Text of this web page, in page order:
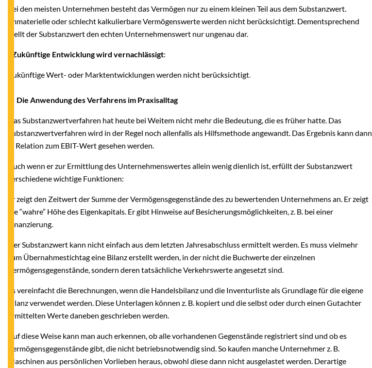
Bei den meisten Unternehmen besteht das Vermögen nur zu einem kleinen Teil aus dem Substanzwert.
Immaterielle oder schlecht kalkulierbare Vermögenswerte werden nicht berücksichtigt. Dementsprechend
stellt der Substanzwert den echten Unternehmenswert nur ungenau dar.
Zukünftige Entwicklung wird vernachlässigt:
Zukünftige Wert- oder Marktentwicklungen werden nicht berücksichtigt.
● Die Anwendung des Verfahrens im Praxisalltag
Das Substanzwertverfahren hat heute bei Weitem nicht mehr die Bedeutung, die es früher hatte. Das
Substanzwertverfahren wird in der Regel noch allenfalls als Hilfsmethode angewandt. Das Ergebnis kann dann
in Relation zum EBIT-Wert gesehen werden.
Auch wenn er zur Ermittlung des Unternehmenswertes allein wenig dienlich ist, erfüllt der Substanzwert
verschiedene wichtige Funktionen:
Er zeigt den Zeitwert der Summe der Vermögensgegenstände des zu bewertenden Unternehmens an. Er zeigt
die “wahre” Höhe des Eigenkapitals. Er gibt Hinweise auf Besicherungsmöglichkeiten, z. B. bei einer
Finanzierung.
Der Substanzwert kann nicht einfach aus dem letzten Jahresabschluss ermittelt werden. Es muss vielmehr
zum Übernahmestichtag eine Bilanz erstellt werden, in der nicht die Buchwerte der einzelnen
Vermögensgegenstände, sondern deren tatsächliche Verkehrswerte angesetzt sind.
Es vereinfacht die Berechnungen, wenn die Handelsbilanz und die Inventurliste als Grundlage für die eigene
Bilanz verwendet werden. Diese Unterlagen können z. B. kopiert und die selbst oder durch einen Gutachter
ermittelten Werte daneben geschrieben werden.
Auf diese Weise kann man auch erkennen, ob alle vorhandenen Gegenstände registriert sind und ob es
Vermögensgegenstände gibt, die nicht betriebsnotwendig sind. So kaufen manche Unternehmer z. B.
Maschinen aus persönlichen Vorlieben heraus, obwohl diese dann nicht ausgelastet werden. Derartige